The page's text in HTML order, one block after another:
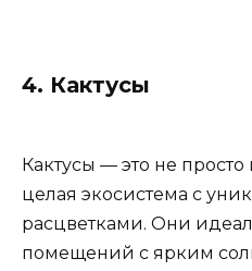
4. Кактусы
Кактусы — это не
целая экосистема с
расцветками. Они
помещений с ярким